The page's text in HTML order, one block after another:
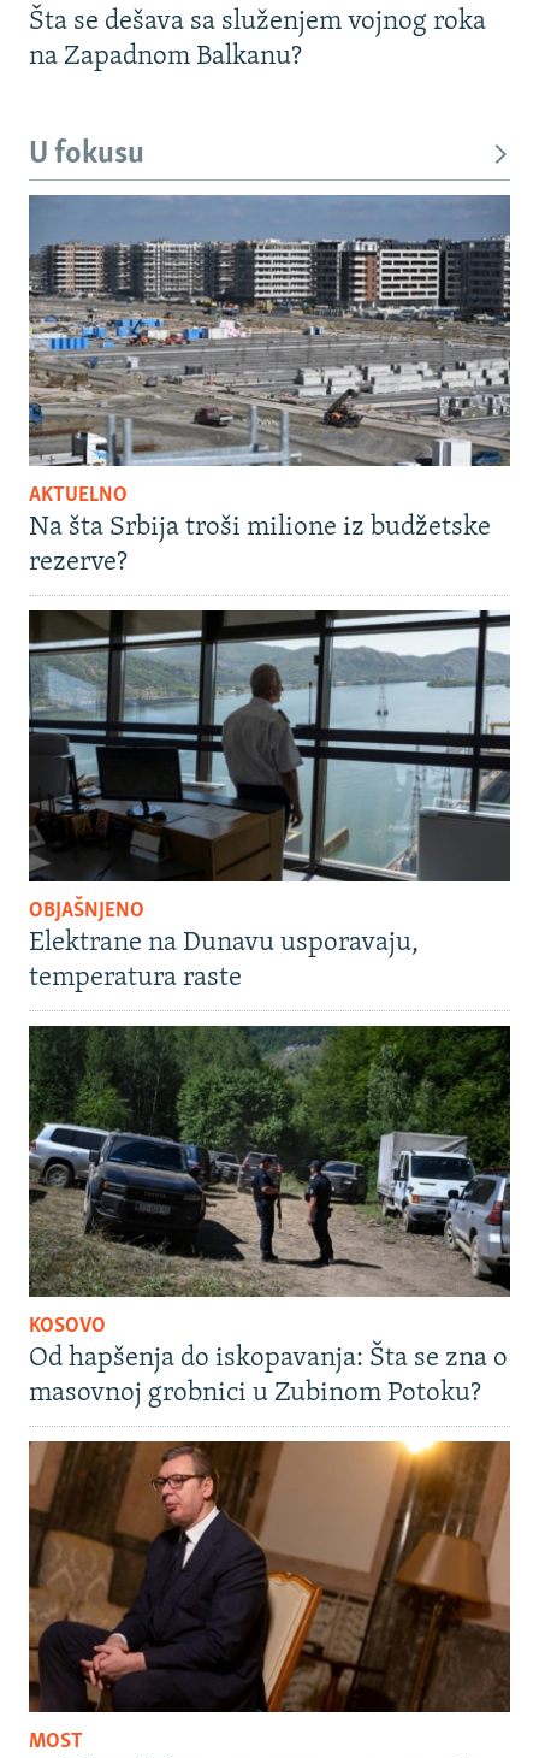
Šta se dešava sa služenjem vojnog roka
na Zapadnom Balkanu?
U fokusu
AKTUELNO
Na šta Srbija troši milione iz budžetske
rezerve?
OBJAŠNJENO
Elektrane na Dunavu usporavaju,
temperatura raste
KOSOVO
Od hapšenja do iskopavanja: Šta se zna o
masovnoj grobnici u Zubinom Potoku?
MOST